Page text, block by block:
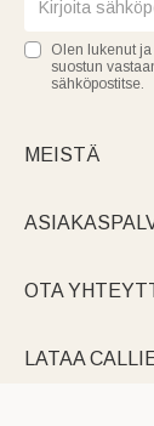
Olen lukenut
suostun
sähköpostitse.
MEISTÄ
OTA
LATAA